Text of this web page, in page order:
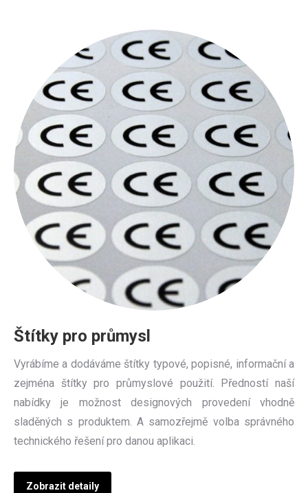
Štítky pro průmysl
Vyrábíme a dodáváme štítky typové, popisné, informační a
zejména štítky pro průmyslové použití. Předností naší
nabídky je možnost designových provedení vhodně
sladěných s produktem. A samozřejmě volba správného
technického řešení pro danou aplikaci.
Zobrazit detaily